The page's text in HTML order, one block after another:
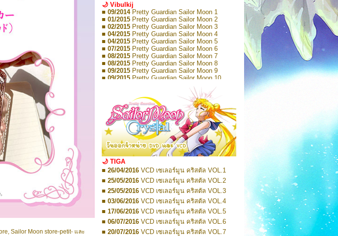
Sailor Moon store-petit- และ
🌙 Vibulkij
■ 09/2014 Pretty Guardian Sailor Moon 1
■ 01/2015 Pretty Guardian Sailor Moon 2
■ 02/2015 Pretty Guardian Sailor Moon 3
■ 04/2015 Pretty Guardian Sailor Moon 4
■ 04/2015 Pretty Guardian Sailor Moon 5
■ 07/2015 Pretty Guardian Sailor Moon 6
■ 08/2015 Pretty Guardian Sailor Moon 7
■ 08/2015 Pretty Guardian Sailor Moon 8
■ 09/2015 Pretty Guardian Sailor Moon 9
■ 09/2015 Pretty Guardian Sailor Moon 10
Pretty Guardian Sailor Moon 11
Pretty Guardian Sailor Moon 12
Pretty Guardian Sailor Moon Short
Stories 1
■ 09/2018Pretty Guardian Sailor Moon Short
Stories 2
■ 01/2022Pretty Guardian Sailor Moon Eternal
Edition 1
■ 01/2022Pretty Guardian Sailor Moon Eternal
Edition 2
■ 03/2022Pretty Guardian Sailor Moon Eternal
Edition 3
■ 03/2022Pretty Guardian Sailor Moon Eternal
Edition 4
■ 07/2022Pretty Guardian Sailor Moon Eternal
Edition 5
■ 07/2022Pretty Guardian Sailor Moon Eternal
Edition 6
Pretty Guardian Sailor Moon Eternal
Edition 7
■ 01/2023Pretty Guardian Sailor Moon Eternal
🌙 TIGA
■ 26/04/2016 VCD เซเลอร์มูน คริสตัล VOL.1
■ 25/05/2016 VCD เซเลอร์มูน คริสตัล VOL.2
■ 25/05/2016 VCD เซเลอร์มูน คริสตัล VOL.3
■ 03/06/2016 VCD เซเลอร์มูน คริสตัล VOL.4
■ 17/06/2016 VCD เซเลอร์มูน คริสตัล VOL.5
■ 06/07/2016 VCD เซเลอร์มูน คริสตัล VOL.6
■ 20/07/2016 VCD เซเลอร์มูน คริสตัล VOL.7